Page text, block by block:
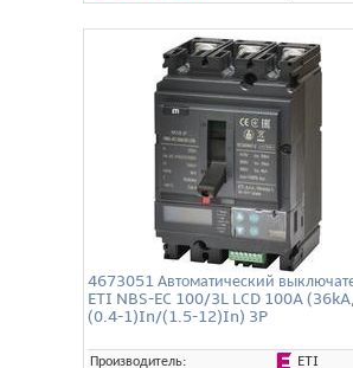
4673051 Автоматический
ETI NBS-EC 100/3L LCD 100A (36kA,
(0.4-1)In/(1.5-12)In) 3P
Производитель:
ETI